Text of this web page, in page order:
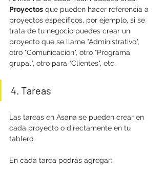
Proyectos que pueden hacer referencia a
proyectos específicos, por ejemplo, si se
trata de tu negocio puedes crear un
proyecto que se llame "Administrativo",
otro "Comunicación", otro "Programa
grupal", otro para "Clientes", etc.
4. Tareas
Las tareas en Asana se pueden crear en
cada proyecto o directamente en tu
tablero.
En cada tarea podrás agregar: